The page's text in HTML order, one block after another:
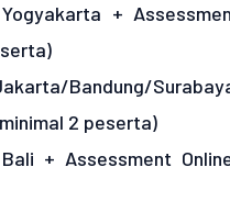
+
Bandung/
2 peserta)
+ Assessment